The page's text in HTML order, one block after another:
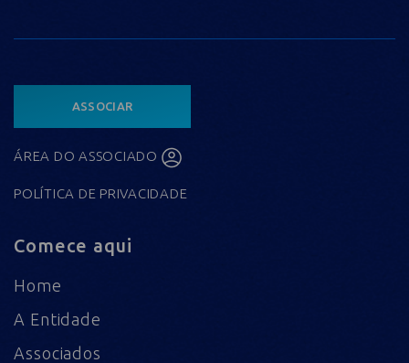
ASSOCIAR
ÁREA DO ASSOCIADO
POLÍTICA DE PRIVACIDADE
Comece aqui
Home
A Entidade
Associados